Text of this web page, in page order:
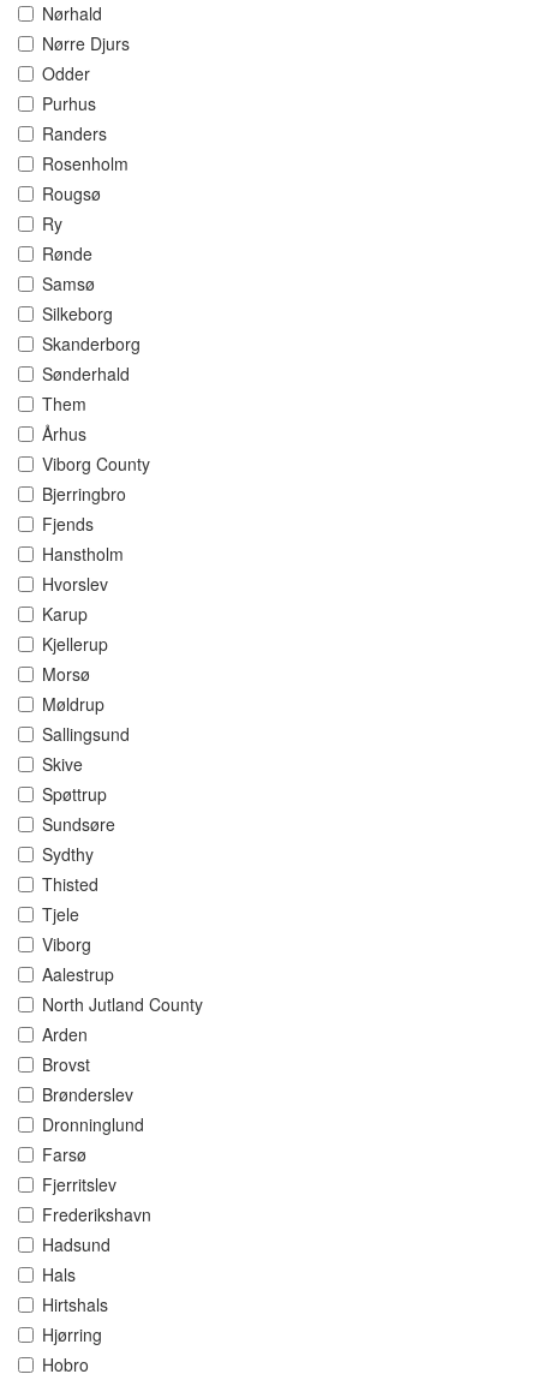
Nørhald
Nørre Djurs
Odder
Purhus
Randers
Rosenholm
Rougsø
Ry
Rønde
Samsø
Silkeborg
Skanderborg
Sønderhald
Them
Århus
Viborg County
Bjerringbro
Fjends
Hanstholm
Hvorslev
Karup
Kjellerup
Morsø
Møldrup
Sallingsund
Skive
Spøttrup
Sundsøre
Sydthy
Thisted
Tjele
Viborg
Aalestrup
North Jutland County
Arden
Brovst
Brønderslev
Dronninglund
Farsø
Fjerritslev
Frederikshavn
Hadsund
Hals
Hirtshals
Hjørring
Hobro